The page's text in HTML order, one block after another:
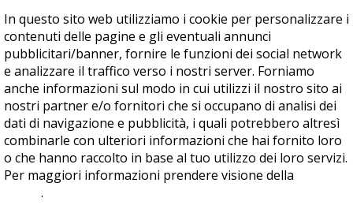
In questo sito web utilizziamo i cookie per personalizzare i
contenuti delle pagine e gli eventuali annunci
pubblicitari/banner, fornire le funzioni dei social network
e analizzare il traffico verso i nostri server. Forniamo
anche informazioni sul modo in cui utilizzi il nostro sito ai
nostri partner e/o fornitori che si occupano di analisi dei
dati di navigazione e pubblicità, i quali potrebbero altresì
combinarle con ulteriori informazioni che hai fornito loro
o che hanno raccolto in base al tuo utilizzo dei loro servizi.
Per maggiori informazioni prendere visione della
.
ASD Let's Sport - Via T. Olivelli 3, 25014 Castenedolo (BS) - P. Iva:
04278030988
© Copyright 2015 | All Rights Reserved - Powered byDynDevice
Privacy Policy Cookie Policy Accessibilità Sitemap